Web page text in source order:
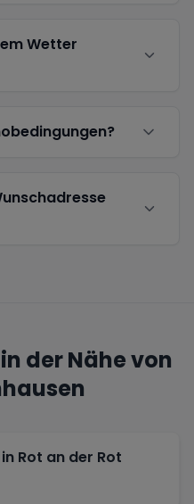
Wetter
der Nähe von
Rot an der Rot